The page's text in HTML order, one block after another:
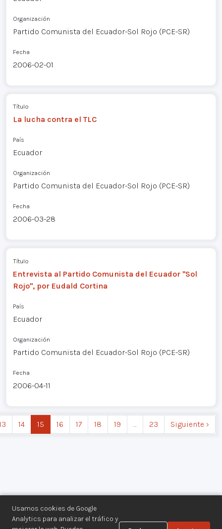
Usamos cookies de Google
Analytics para analizar el tráfico y
Organización
Partido Comunista del Ecuador-Sol Rojo (PCE-SR)
Fecha
2006-02-01
Título
La lucha contra el TLC
País
Ecuador
Organización
Partido Comunista del Ecuador-Sol Rojo (PCE-SR)
Fecha
2006-03-28
Título
Entrevista al Partido Comunista del Ecuador "Sol
Rojo", por Eudald Cortina
País
Ecuador
Organización
Partido Comunista del Ecuador-Sol Rojo (PCE-SR)
Fecha
2006-04-11
14 15 16 17 18 19 … 23 Siguiente ›